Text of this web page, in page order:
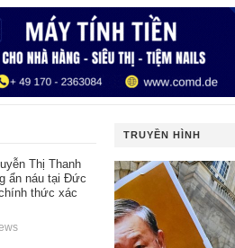
Thị Thanh
ẩn náu tại Đức
thức xác
TRUYỀN HÌNH